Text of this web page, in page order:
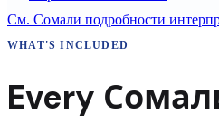
См. Сомали подробности
WHAT'S INCLUDED
Every